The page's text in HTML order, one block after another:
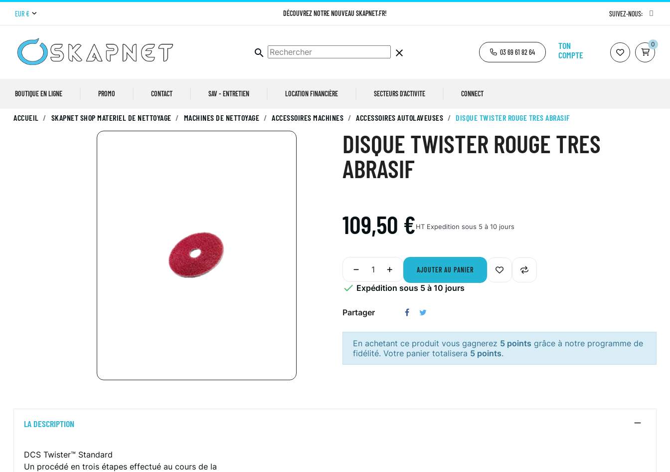
EUR € DÉCOUVREZ NOTRE NOUVEAU SKAPNET.FR! SUIVEZ-NOUS:
search clear 03 69 61 82 64
TON
COMPTE
0
BOUTIQUE EN LIGNE PROMO CONTACT SAV - ENTRETIEN LOCATION FINANCIÈRE SECTEURS D'ACTIVITE CONNECT
ACCUEIL SKAPNET SHOP MATERIEL DE NETTOYAGE MACHINES DE NETTOYAGE ACCESSOIRES MACHINES ACCESSOIRES AUTOLAVEUSES DISQUE TWISTER ROUGE TRES ABRASIF
DISQUE TWISTER ROUGE TRES
ABRASIF
109,50 €HT Expedition sous 5 à 10 jours
AJOUTER AU PANIER
 Expédition sous 5 à 10 jours
Partager
En achetant ce produit vous gagnerez 5 points grâce à notre programme de
fidélité. Votre panier totalisera 5 points.
LA DESCRIPTION
DCS Twister™ Standard
Un procédé en trois étapes effectué au cours de la